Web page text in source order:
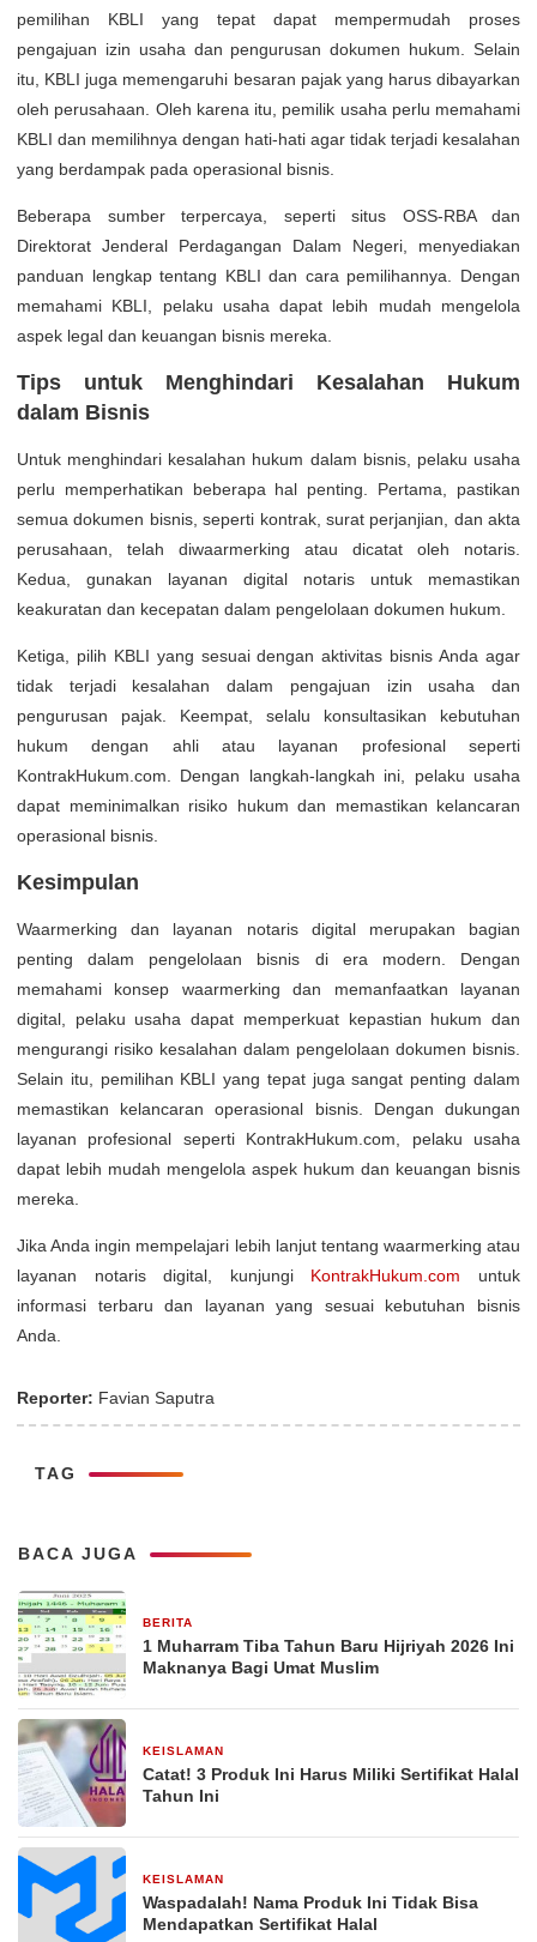
pemilihan KBLI yang tepat dapat mempermudah proses
pengajuan izin usaha dan pengurusan dokumen hukum. Selain
itu, KBLI juga memengaruhi besaran pajak yang harus dibayarkan
oleh perusahaan. Oleh karena itu, pemilik usaha perlu memahami
KBLI dan memilihnya dengan hati-hati agar tidak terjadi kesalahan
yang berdampak pada operasional bisnis.
Beberapa sumber terpercaya, seperti situs OSS-RBA dan
Direktorat Jenderal Perdagangan Dalam Negeri, menyediakan
panduan lengkap tentang KBLI dan cara pemilihannya. Dengan
memahami KBLI, pelaku usaha dapat lebih mudah mengelola
aspek legal dan keuangan bisnis mereka.
Tips untuk Menghindari Kesalahan Hukum
dalam Bisnis
Untuk menghindari kesalahan hukum dalam bisnis, pelaku usaha
perlu memperhatikan beberapa hal penting. Pertama, pastikan
semua dokumen bisnis, seperti kontrak, surat perjanjian, dan akta
perusahaan, telah diwaarmerking atau dicatat oleh notaris.
Kedua, gunakan layanan digital notaris untuk memastikan
keakuratan dan kecepatan dalam pengelolaan dokumen hukum.
Ketiga, pilih KBLI yang sesuai dengan aktivitas bisnis Anda agar
tidak terjadi kesalahan dalam pengajuan izin usaha dan
pengurusan pajak. Keempat, selalu konsultasikan kebutuhan
hukum dengan ahli atau layanan profesional seperti
KontrakHukum.com. Dengan langkah-langkah ini, pelaku usaha
dapat meminimalkan risiko hukum dan memastikan kelancaran
operasional bisnis.
Kesimpulan
Waarmerking dan layanan notaris digital merupakan bagian
penting dalam pengelolaan bisnis di era modern. Dengan
memahami konsep waarmerking dan memanfaatkan layanan
digital, pelaku usaha dapat memperkuat kepastian hukum dan
mengurangi risiko kesalahan dalam pengelolaan dokumen bisnis.
Selain itu, pemilihan KBLI yang tepat juga sangat penting dalam
memastikan kelancaran operasional bisnis. Dengan dukungan
layanan profesional seperti KontrakHukum.com, pelaku usaha
dapat lebih mudah mengelola aspek hukum dan keuangan bisnis
mereka.
Jika Anda ingin mempelajari lebih lanjut tentang waarmerking atau
layanan notaris digital, kunjungi KontrakHukum.com untuk
informasi terbaru dan layanan yang sesuai kebutuhan bisnis
Anda.
Reporter: Favian Saputra
TAG
BACA JUGA
BERITA
1 Muharram Tiba Tahun Baru Hijriyah 2026 Ini
Maknanya Bagi Umat Muslim
KEISLAMAN
Catat! 3 Produk Ini Harus Miliki Sertifikat Halal
Tahun Ini
KEISLAMAN
Waspadalah! Nama Produk Ini Tidak Bisa
Mendapatkan Sertifikat Halal